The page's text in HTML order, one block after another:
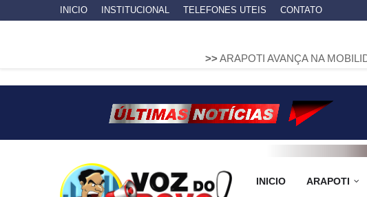
INICIO INSTITUCIONAL TELEFONES UTEIS CONTATO
ARAPOTI AVANÇA NA MOBILIDADE
INICIO ARAPOTI